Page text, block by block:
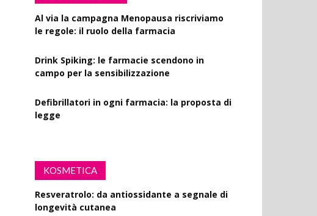
Al via la campagna Menopausa riscriviamo
le regole: il ruolo della farmacia
Drink Spiking: le farmacie scendono in
campo per la sensibilizzazione
Defibrillatori in ogni farmacia: la proposta di
legge
KOSMETICA
Resveratrolo: da antiossidante a segnale di
longevità cutanea